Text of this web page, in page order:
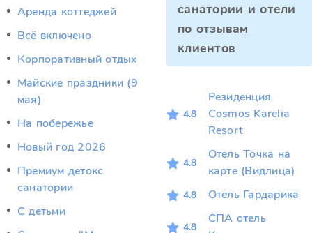
Аренда коттеджей
Всё включено
Корпоративный отдых
Майские праздники (9
мая)
На побережье
Новый год 2026
Премиум детокс
санатории
С детьми
санатории и отели
по отзывам
клиентов
4.8
Резиденция
Cosmos Karelia
Resort
4.8
Отель Точка на
карте (Видлица)
4.8 Отель Гардарика
4.8
СПА отель